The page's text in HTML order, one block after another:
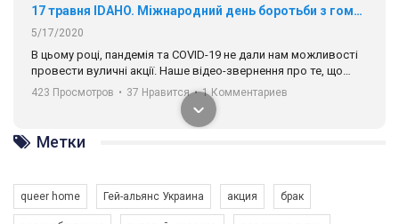
17 травня IDAHO. Міжнародний день боротьби з гомофобією трансфобією і біфобія.
5/17/2020
В цьому році, пандемія та COVІD-19 не дали нам можливості
провести вуличні акції. Наше відео-звернення про те, що
навіть коли ми у різних містах та не можемо зустрінеться, ми
разом. Ми закликаємо всіх хто поділяє цінності рівності та
солідарності, приєднатися до нас. Регіональні підрозділи
ГАУ є в 16 областях України.
Разом наш голос лунає гучніше!
423 Просмотров • 37 Нравится • 1 Комментариев
Метки
queer home Гей-альянс Украина акция брак